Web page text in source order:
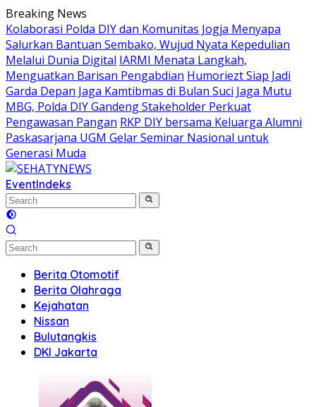
Skip
to
content
Breaking News
Kolaborasi Polda DIY dan Komunitas Jogja Menyapa
Salurkan Bantuan Sembako, Wujud Nyata Kepedulian
Melalui Dunia Digital IARMI Menata Langkah,
Menguatkan Barisan Pengabdian Humoriezt Siap Jadi
Garda Depan Jaga Kamtibmas di Bulan Suci Jaga Mutu
MBG, Polda DIY Gandeng Stakeholder Perkuat
Pengawasan Pangan RKP DIY bersama Keluarga Alumni
Paskasarjana UGM Gelar Seminar Nasional untuk
Generasi Muda
EventIndeks
Berita Otomotif
Berita Olahraga
Kejahatan
Nissan
Bulutangkis
DKI Jakarta